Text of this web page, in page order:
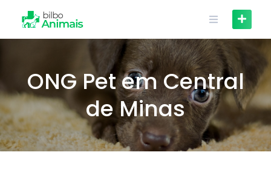
content
ONG Pet em Central
de Minas